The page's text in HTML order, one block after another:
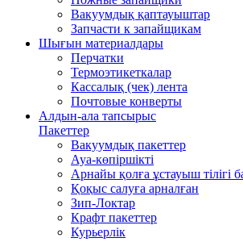
Вакуумдық қаптауыштар
Запчасти к запайщикам
Шығын материалдары
Перчатки
Термоэтикеткалар
Кассалық (чек) лента
Почтовые конверты
Алдын-ала тапсырыс
Пакеттер
Вакуумдық пакеттер
Ауа-көпіршікті
Арнайы қолға ұстауыш тілігі
Қоқыс салуға арналған
Зип-Локтар
Крафт пакеттер
Курьерлік